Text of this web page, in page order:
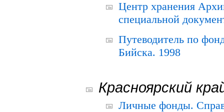
Центр хранения
специальной
Путеводитель по
Бийска. 1998
Красноярский
Личные фонды.